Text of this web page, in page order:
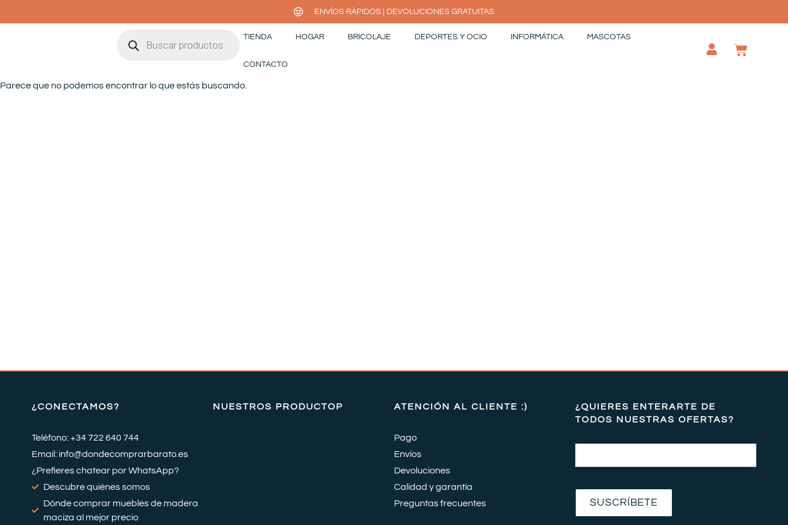
al
ENVÍOS RÁPIDOS | DEVOLUCIONES GRATUITAS
productos
TIENDA HOGAR BRICOLAJE DEPORTES Y OCIO INFORMÁTICA MASCOTAS
CONTACTO
Parece que no podemos encontrar lo que estás buscando.
¿CONECTAMOS?
Teléfono: +34 722 640 744
Email: info@dondecomprarbarato.es
¿Prefieres chatear por WhatsApp?
Descubre quiénes somos
Dónde comprar muebles de madera
maciza al mejor precio
NUESTROS PRODUCTOP ATENCIÓN AL CLIENTE :)
Pago
Envíos
Devoluciones
Calidad y garantía
Preguntas frecuentes
¿QUIERES ENTERARTE DE
TODOS NUESTRAS OFERTAS?
SUSCRÍBETE